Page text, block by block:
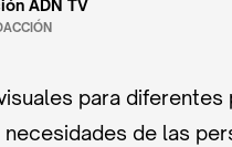
ADN TV
para diferentes
de las